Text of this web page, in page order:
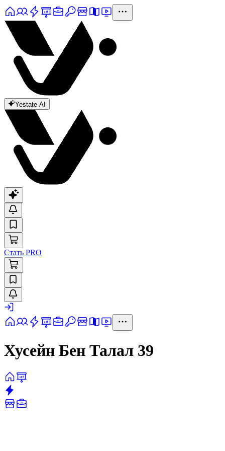
Yestate AI
Стать PRO
Хусейн Бен Талал 39